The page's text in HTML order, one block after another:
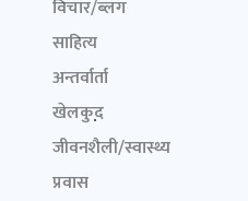
विचार/ब्लग
साहित्य
अन्तर्वार्ता
खेलकुद़़
जीवनशैली/स्वास्थ्य
प्रवास